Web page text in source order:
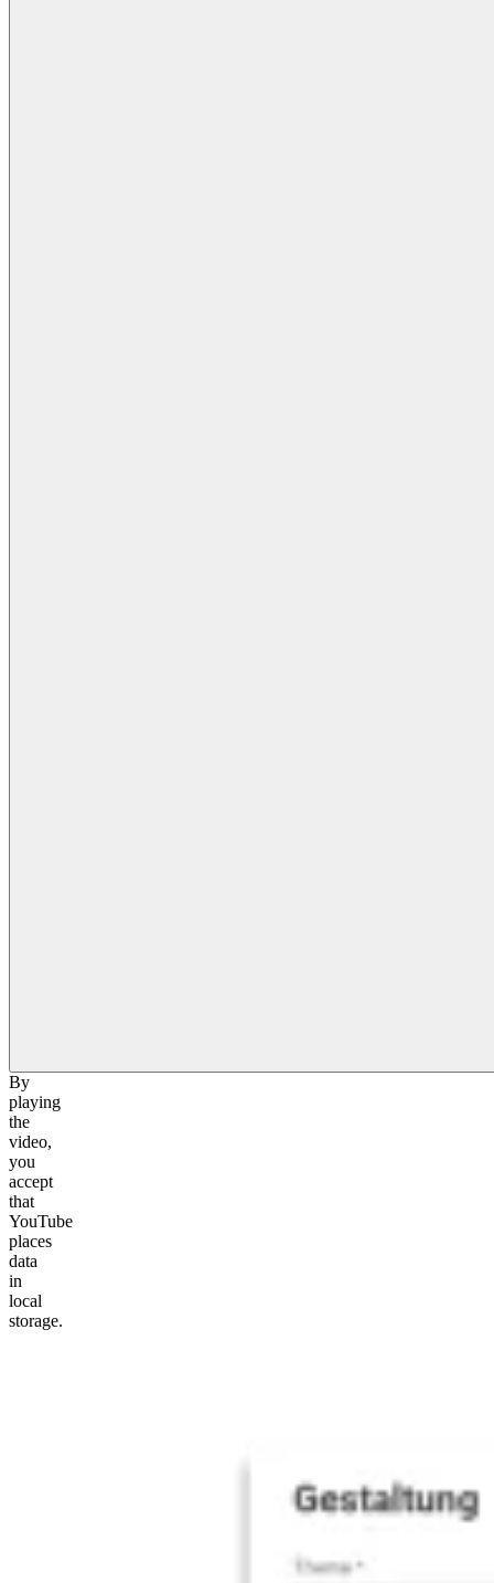
By
playing
the
video,
you
accept
that
YouTube
places
data
in
local
storage.